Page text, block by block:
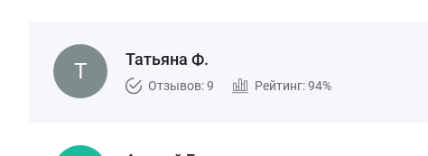
Татьяна Ф.
Отзывов: 9 Рейтинг: 94%